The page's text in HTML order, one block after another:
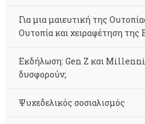
Για μια μαιευτική της
Ουτοπία και χειραφέτηση της
Εκδήλωση: Gen Z και
δυσφορούν;
Ψυχεδελικός σοσιαλισμός